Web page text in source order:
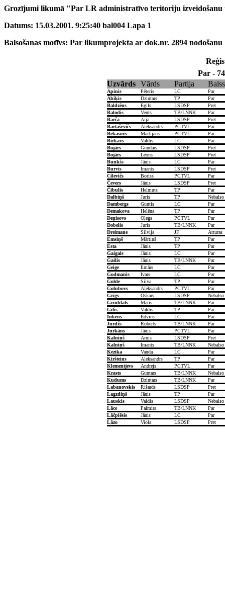
Grozījumi likumā "Par LR administratīvo teritoriju izveidošanu
Datums: 15.03.2001. 9:25:40 bal004 Lapa 1
Balsošanas motīvs: Par likumprojekta ar dok.nr. 2894
Par - 74
Uzvārds
Vārds Partija Balss
Apinis Pēteris LC
Par
Ābiķis
Dzintars TP
Par
Baldzēns
Egils LSDSP
Pret
Balodis
Vents TB/LNNK
Par
Barča
Aija LSDSP
Pret
Bartaševičs
Aleksandrs PCTVL
Par
Bekasovs
Martijans PCTVL
Par
Birkavs
Valdis LC
Par
Bojārs
Gundars LSDSP
Pret
Bojārs
Leons LSDSP
Pret
Bunkšs
Jānis LC
Par
Burvis
Imants LSDSP
Pret
Cilevičs
Boriss PCTVL
Par
Čevers
Jānis LSDSP
Pret
Čibulis
Helmuts TP
Par
Dalbiņš
Juris TP
Nebalso
Dambergs
Guntis LC
Par
Demakova
Helēna TP
Par
Deņisovs
Oļegs PCTVL
Par
Dobelis
Juris TB/LNNK
Par
Dreimane
Silvija JF
Atturas
Emsiņš
Mārtiņš TP
Par
Esta
Jānis TP
Par
Gaigals
Jānis LC
Par
Gailis
Jānis TB/LNNK
Par
Geige
Ilmārs LC
Par
Godmanis
Ivars LC
Par
Golde
Silva TP
Par
Golubovs
Aleksandrs PCTVL
Par
Grīgs
Oskars LSDSP
Nebalso
Grīnblats
Māris TB/LNNK
Par
Ģīlis
Valdis TP
Par
Inkēns
Edvīns LC
Par
Jurdžs
Roberts TB/LNNK
Par
Jurkāns
Jānis PCTVL
Par
Kalniņš
Arnis LSDSP
Pret
Kalniņš
Imants TB/LNNK
Nebalso
Kezika
Vanda LC
Par
Kiršteins
Aleksandrs TP
Par
Klementjevs
Andrejs PCTVL
Par
Krasts
Guntars TB/LNNK
Nebalso
Kudums
Dzintars TB/LNNK
Par
Labanovskis
Rišards LSDSP
Pret
Lagzdiņš
Jānis TP
Par
Lauskis
Valdis LSDSP
Nebalso
Lāce
Palmira TB/LNNK
Par
Lāčplēsis
Jānis LC
Par
Lāzo
Viola LSDSP Pret